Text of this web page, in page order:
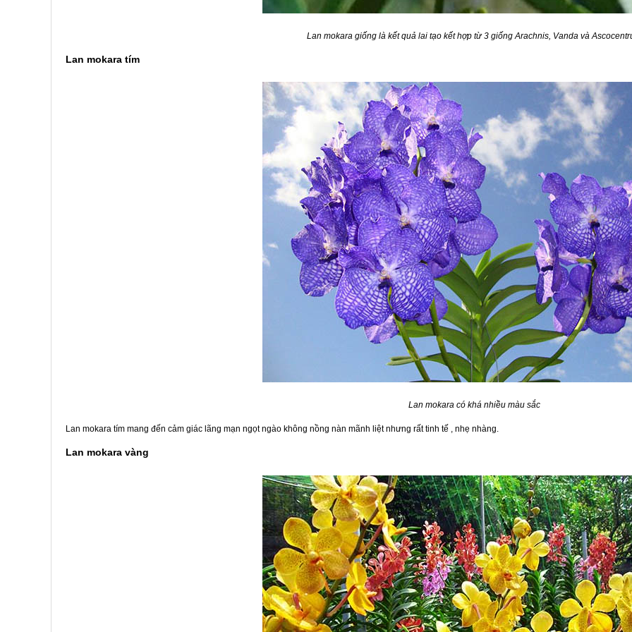
Lan mokara giống là kết quả lai tạo kết hợp từ 3 giống Arachnis, Vanda và
Lan mokara tím
Lan mokara có khá nhiều màu sắc
Lan mokara tím mang đến cảm giác lãng mạn ngọt ngào không nồng nàn mãnh liệt nhưng rất tinh tế , nhẹ nhàng.
Lan mokara vàng